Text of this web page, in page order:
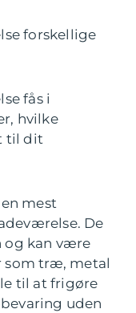
forskellige
fås i
hvilke
til dit
mest
De
og kan være
som træ, metal
til at frigøre
uden